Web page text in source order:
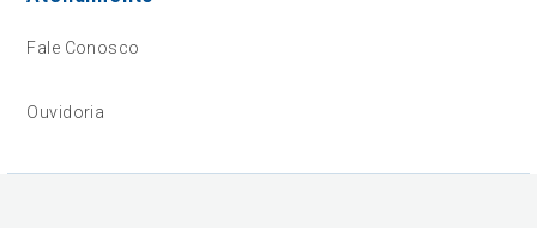
Fale Conosco
Ouvidoria